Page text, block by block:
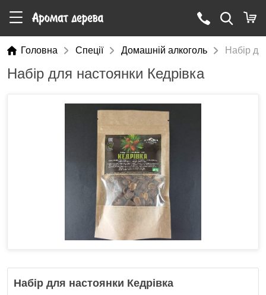
Головна Cпеції Домашній алкоголь Набір
Набір для настоянки Кедрівка
Набір для настоянки Кедрівка